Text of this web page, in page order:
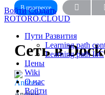
More
options
Войти Создать
ROTORO.CLOUD
Пути Развития
Learning path
Learning path IaC
Цены
Wiki
О нас
Войти
В прогрессе
Сеть в